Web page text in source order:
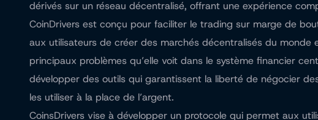
dérivés sur un réseau décentralisé, offrant une expérience
CoinDrivers est conçu pour faciliter le trading sur marge de
aux utilisateurs de créer des marchés décentralisés du monde
principaux problèmes qu’elle voit dans le système financier
développer des outils qui garantissent la liberté de négocier
les utiliser à la place de l’argent.
CoinsDrivers vise à développer un protocole qui permet aux